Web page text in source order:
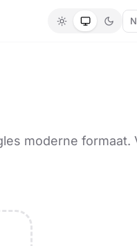
moderne formaat.